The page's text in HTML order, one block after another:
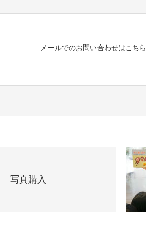
メールでのお問い合わせはこちら
写真購入